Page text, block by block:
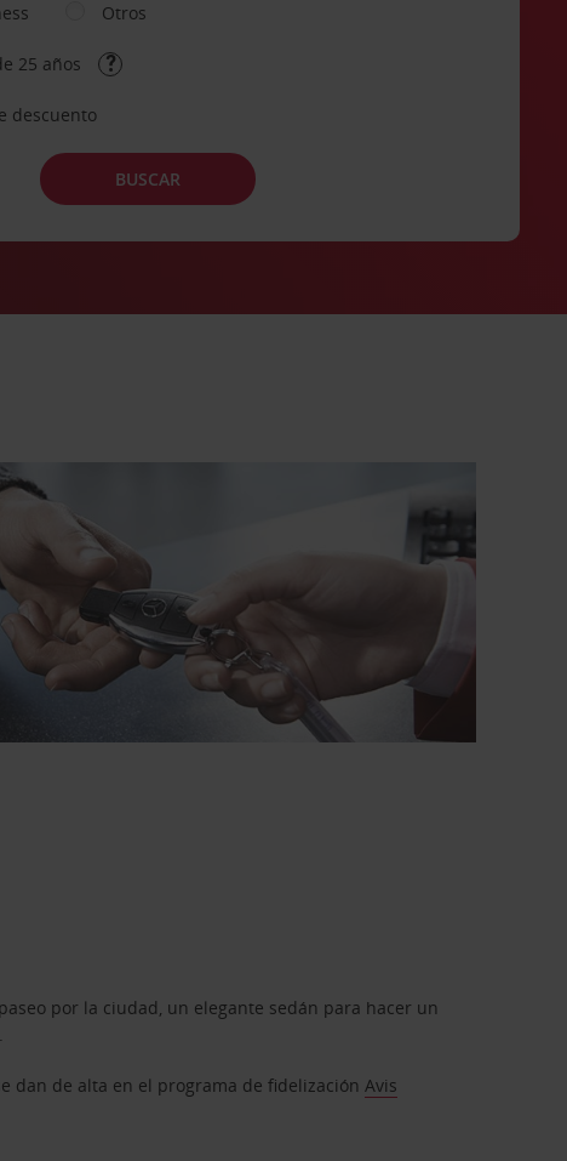
Otros
25 años
descuento
BUSCAR
por la ciudad, un elegante sedán para hacer un
dan de alta en el programa de fidelizaciónAvis